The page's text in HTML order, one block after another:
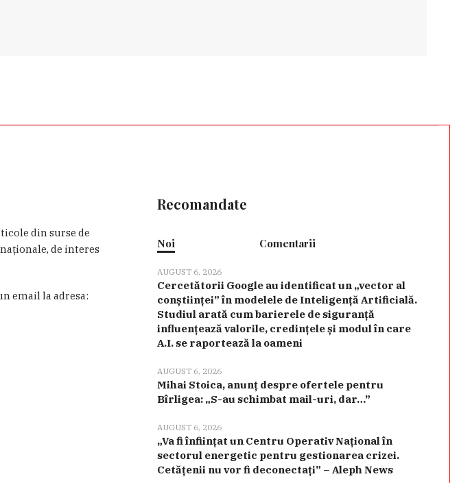
din surse de
de interes
email la adresa:
Recomandate
Noi Comentarii
AUGUST 6, 2026
Cercetătorii Google au identificat un „vector al
conștiinței” în modelele de Inteligență Artificială.
Studiul arată cum barierele de siguranță
influențează valorile, credințele și modul în care
A.I. se raportează la oameni
AUGUST 6, 2026
Mihai Stoica, anunț despre ofertele pentru
Bîrligea: „S-au schimbat mail-uri, dar…”
AUGUST 6, 2026
„Va fi înființat un Centru Operativ Național în
sectorul energetic pentru gestionarea crizei.
Cetățenii nu vor fi deconectați” – Aleph News